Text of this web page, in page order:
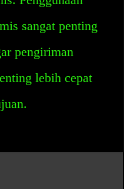
sangat penting
pengiriman
lebih cepat